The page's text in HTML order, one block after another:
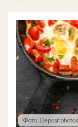
Фото: Depositphotos